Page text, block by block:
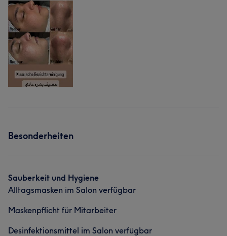
Besonderheiten
Sauberkeit und Hygiene
Alltagsmasken im Salon verfügbar
Maskenpflicht für Mitarbeiter
Desinfektionsmittel im Salon verfügbar